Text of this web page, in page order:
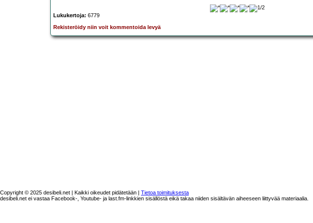
Lukukertoja: 6779
Rekisteröidy niin voit kommentoida levyä
Copyright © 2025 desibeli.net | Kaikki oikeudet pidätetään | Tietoa toimituksesta
desibeli.net ei vastaa Facebook-, Youtube- ja last.fm-linkkien sisällöstä eikä takaa niiden sisältävän aiheeseen liittyvää materiaalia.